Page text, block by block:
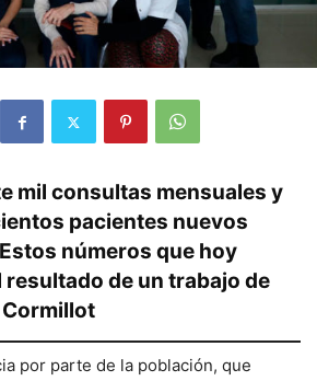
mil consultas mensuales y
pacientes nuevos
números que hoy
resultado de un trabajo de
por parte de la población, que